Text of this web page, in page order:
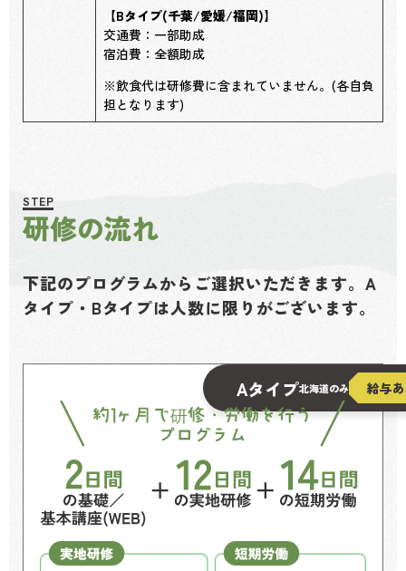
【Bタイプ(千葉/愛媛/福岡)】
交通費：一部助成
宿泊費：全額助成
※飲食代は研修費に含まれていません。(各自負
担となります)
STEP
研修の流れ
下記のプログラムからご選択いただきます。A
タイプ・Bタイプは人数に限りがございます。
Aタイプ北海道のみ 給与